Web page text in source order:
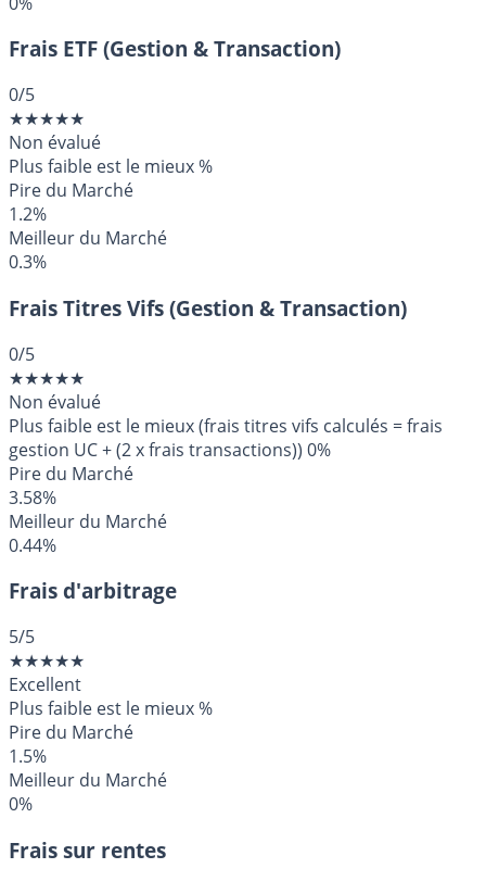
Frais ETF (Gestion & Transaction)
0/5
★★★★★
Non évalué
Plus faible est le mieux%
Pire du Marché
1.2%
Meilleur du Marché
0.3%
Frais Titres Vifs (Gestion & Transaction)
0/5
★★★★★
Non évalué
Plus faible est le mieux (frais titres vifs calculés = frais
gestion UC + (2 x frais transactions)) 0%
Pire du Marché
3.58%
Meilleur du Marché
0.44%
Frais d'arbitrage
5/5
★★★★★
Excellent
Plus faible est le mieux%
Pire du Marché
1.5%
Meilleur du Marché
0%
Frais sur rentes